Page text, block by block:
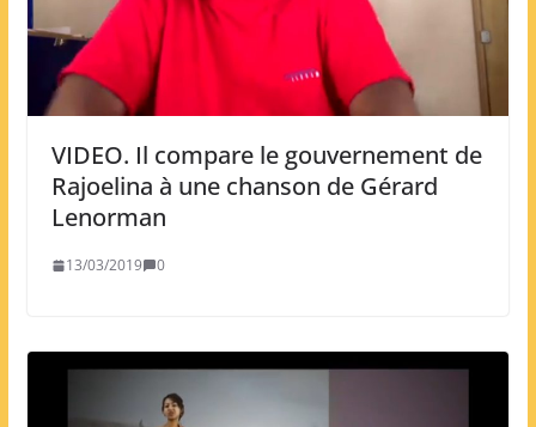
VIDEO. Il compare le gouvernement de
Rajoelina à une chanson de Gérard
Lenorman
13/03/2019 0